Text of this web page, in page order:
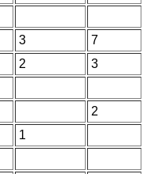
3
7
2
3
2
1